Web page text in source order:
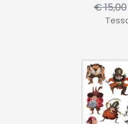
€ 15,00